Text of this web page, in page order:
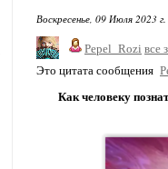
Воскресенье, 09 Июля 2023
Pepel_Rozi все
Это цитата сообщения
Как человеку